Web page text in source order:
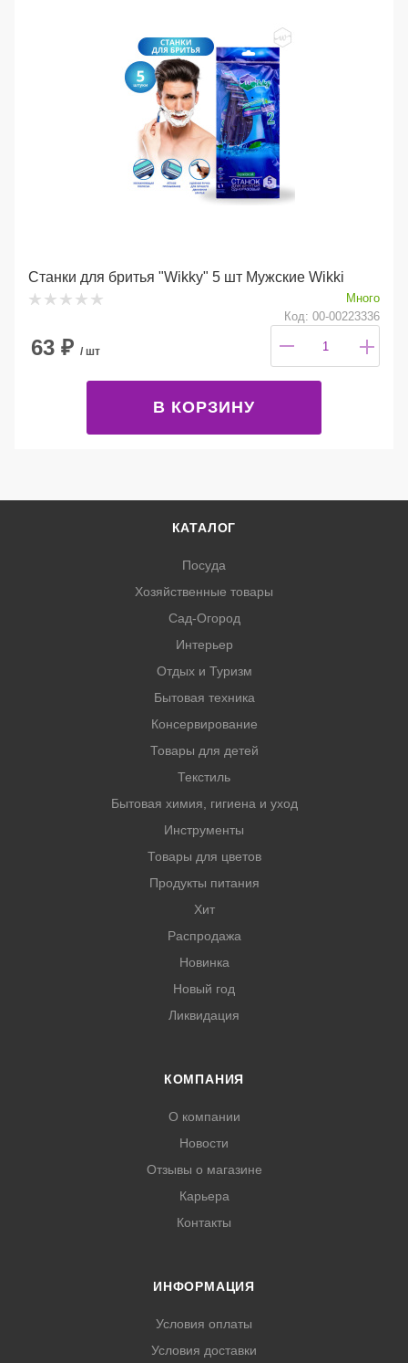
Станки для бритья "Wikky" 5 шт Мужские Wikki
Много
Код: 00-00223336
63 ₽ / шт
В КОРЗИНУ
КАТАЛОГ
Посуда
Хозяйственные товары
Сад-Огород
Интерьер
Отдых и Туризм
Бытовая техника
Консервирование
Товары для детей
Текстиль
Бытовая химия, гигиена и уход
Инструменты
Товары для цветов
Продукты питания
Хит
Распродажа
Новинка
Новый год
Ликвидация
КОМПАНИЯ
О компании
Новости
Отзывы о магазине
Карьера
Контакты
ИНФОРМАЦИЯ
Условия оплаты
Условия доставки